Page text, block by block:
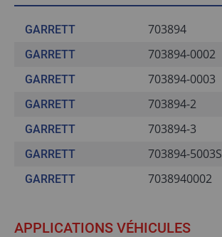
GARRETT 703894
GARRETT 703894-0002
GARRETT 703894-0003
GARRETT 703894-2
GARRETT 703894-3
GARRETT 703894-5003S
GARRETT 7038940002
APPLICATIONS VÉHICULES